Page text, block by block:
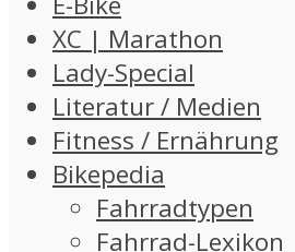
XC | Marathon
Lady-Special
Literatur / Medien
Fitness / Ernährung
Bikepedia
Fahrradtypen
Fahrrad-Lexikon